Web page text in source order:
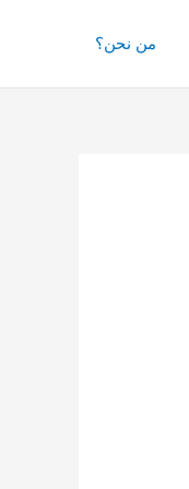
من نحن؟